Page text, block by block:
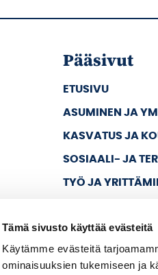
Tämä sivusto käyttää evästeitä
Käytämme evästeitä
ominaisuuksien tukemiseen ja
Pääsivut
ETUSIVU
ASUMINEN JA
KASVATUS JA
SOSIAALI- JA
TYÖ JA
KAUPUNKI JA